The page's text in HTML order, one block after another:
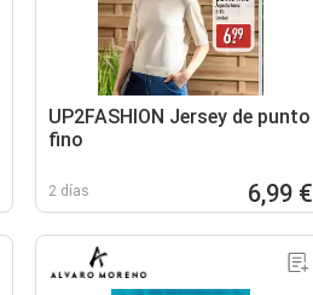
UP2FASHION Jersey de punto
fino
2 días 6,99 €